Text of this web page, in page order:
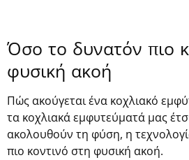
Όσο το δυνατόν πιο
φυσική ακοή
Πώς ακούγεται ένα κοχλιακό
τα κοχλιακά εμφυτεύματά μας
ακολουθούν τη φύση, η
πιο κοντινό στη φυσική ακοή.